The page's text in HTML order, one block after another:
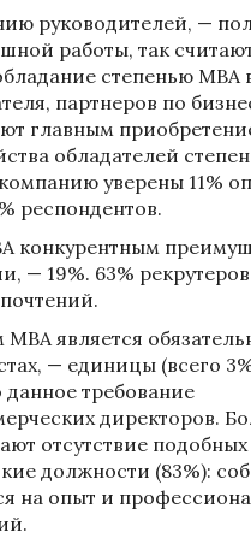
руководителей, —
работы, так
степенью МВА
партнеров по
главным
обладателей
уверены 11%
респондентов.
конкурентным
— 19%. 63%
является
— единицы (всего
требование
директоров.
отсутствие
должности (83%):
на опыт и